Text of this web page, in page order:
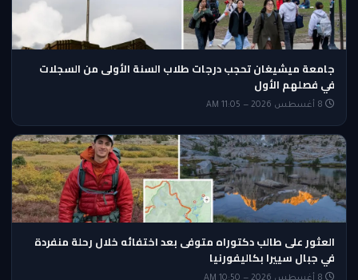
جامعة ميشيغان تحجب درجات طلاب السنة الأولى من السجلات
في فصلهم الأول
العثور على طالب دكتوراه متوفى بعد اختفائه خلال رحلة منفردة
في جبال سييرا بكاليفورنيا